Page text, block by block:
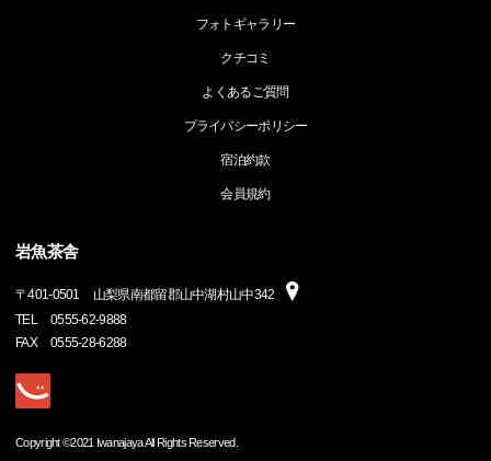
フォトギャラリー
クチコミ
よくあるご質問
プライバシーポリシー
宿泊約款
会員規約
岩魚茶舎
〒401-0501
山梨県南都留郡山中湖村山中342
TEL
0555-62-9888
FAX
0555-28-6288
Copyright ©2021 Iwanajaya All Rights Reserved.